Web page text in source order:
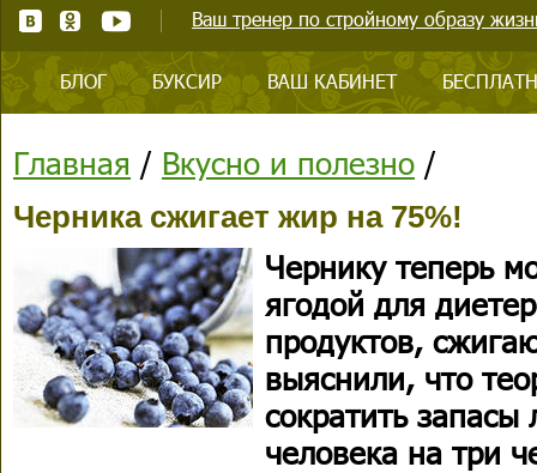
Ваш тренер по стройному образу
БЛОГ БУКСИР ВАШ КАБИНЕТ
Главная / Вкусно и полезно /
Черника сжигает жир на 75%!
Чернику теперь
ягодой для
продуктов,
выяснили, что
сократить
человека на три